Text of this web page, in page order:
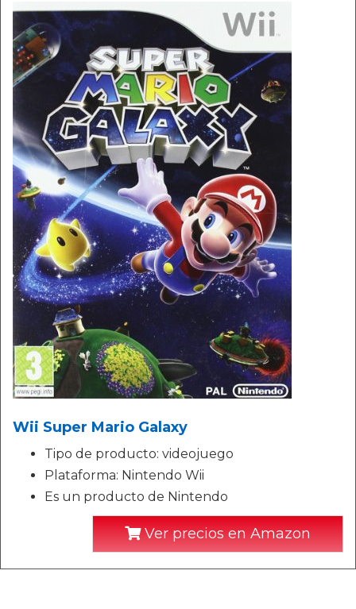
Wii Super Mario Galaxy
Tipo de producto: videojuego
Plataforma: Nintendo Wii
Es un producto de Nintendo
Ver precios en Amazon